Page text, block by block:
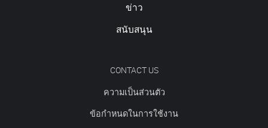
ข่าว
สนับสนุน
CONTACT US
ความเป็นส่วนตัว
ข้อกำหนดในการใช้งาน